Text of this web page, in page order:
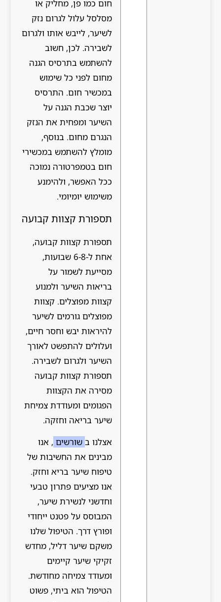
חום כמו פן, מחליק או
מסלסל עלול לגרום נזק
לשיער, לייבש אותו ולגרום
לשבירה. לכן, חשוב
להשתמש בתרסיס הגנה
מחום לפני כל שימוש
במכשיר חום. התרסיס
יוצר שכבת הגנה על
השיער ומפחית את הנזק
הנגרם מחום. בנוסף,
מומלץ להשתמש במכשירי
חום בטמפרטורה נמוכה
ככל האפשר, ולהימנע
משימוש יומיומי.
תספורת קצוות קבועה
תספורת קצוות קבועה,
אחת ל-6-8 שבועות,
מסייעת לשמור על
בריאות השיער ולמנוע
קצוות מפוצלים. קצוות
מפוצלים גורמים לשיער
להיראות יבש וחסר חיים,
ועלולים להתפשט לאורך
השיער ולגרום לשבירה.
תספורת קצוות קבועה
מסירה את הקצוות
הפגומים ומעודדת צמיחת
שיער בריאה וחזקה.
אצלנו ב שורשים , אנו
מבינים את החשיבות של
טיפוח שיער בריא וחזק.
אנו מציעים פתרון טבעי
וחדשני לנשירת שיער,
המבוסס על פטנט ייחודי
ופורץ דרך. הטיפול שלנו
משקם שיער דליל, מחדש
זקיקי שיער קיימים
ומעודד צמיחה מחודשת.
הטיפול הוא ביתי, פשוט